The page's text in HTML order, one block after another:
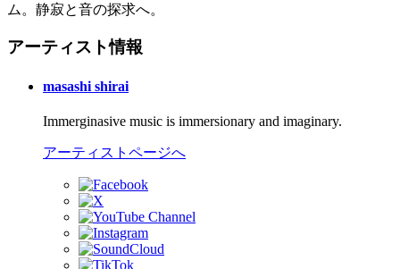
ム。静寂と音の探求へ。
アーティスト情報
masashi shirai
Immerginasive music is immersionary and imaginary.
アーティストページへ